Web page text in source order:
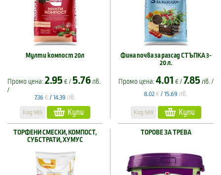
Мулти компост 20л
Промо цена: 2.95 € / 5.76 лв.
/
7.36 € / 14.39 лв.
Код:985 Купи
Фина почва за разсад СТЪПКА 3-
20 л.
Промо цена: 4.01 € / 7.85 лв. /
8.02 € / 15.69 лв.
Код:989 Купи
ТОРФЕНИ СМЕСКИ, КОМПОСТ,
СУБСТРАТИ, ХУМУС
ТОРОВЕ ЗА ТРЕВА